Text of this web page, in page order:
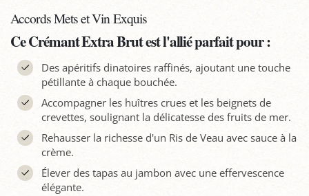
Accords Mets et Vin Exquis
Ce Crémant Extra Brut est l'allié parfait pour :
Des apéritifs dinatoires raffinés, ajoutant une touche
pétillante à chaque bouchée.
Accompagner les huîtres crues et les beignets de
crevettes, soulignant la délicatesse des fruits de mer.
Rehausser la richesse d'un Ris de Veau avec sauce à la
crème.
Élever des tapas au jambon avec une effervescence
élégante.